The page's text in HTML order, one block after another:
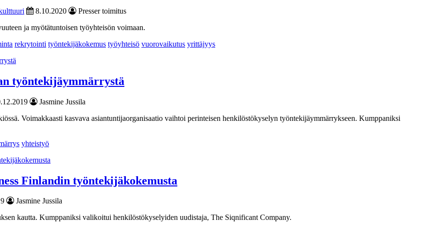
8.10.2020
Presser toimitus
ja myötätuntoisen työyhteisön voimaan.
rekrytointi työntekijäkokemus työyhteisö vuorovaikutus yrittäjyys
työntekijäymmärrystä
Jasmine Jussila
Voimakkaasti kasvava asiantuntijaorganisaatio vaihtoi perinteisen henkilöstökyselyn työntekijäymmärrykseen. Kumppaniksi
yhteistyö
Finlandin työntekijäkokemusta
Jasmine Jussila
kautta. Kumppaniksi valikoitui henkilöstökyselyiden uudistaja, The Siqnificant Company.